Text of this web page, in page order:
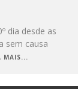
dia desde as
sem causa
MAIS...